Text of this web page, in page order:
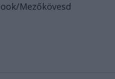
Mezőkövesd